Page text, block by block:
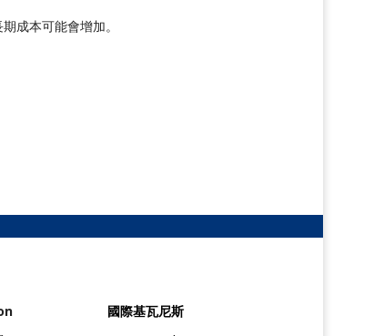
成本可能會增加。
國際基瓦尼斯